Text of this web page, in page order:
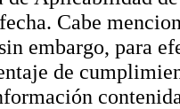
Cabe
embargo, para
de